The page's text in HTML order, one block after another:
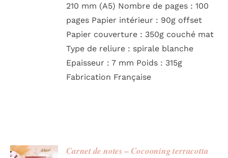
210 mm (A5) Nombre de pages : 100
pages Papier intérieur : 90g offset
Papier couverture : 350g couché mat
Type de reliure : spirale blanche
Epaisseur : 7 mm Poids : 315g
Fabrication Française
Carnet de notes – Cocooning terracotta